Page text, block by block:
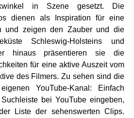
in Szene gesetzt. Die
dienen als Inspiration für eine
und zeigen den Zauber und die
Schleswig-Holsteins und
hinaus präsentieren sie die
für eine aktive Auszeit vom
des Filmers. Zu sehen sind die
YouTube-Kanal: Einfach
bei YouTube eingeben,
Liste der sehenswerten Clips.